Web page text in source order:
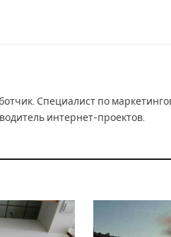
Специалист по
интернет-проектов.